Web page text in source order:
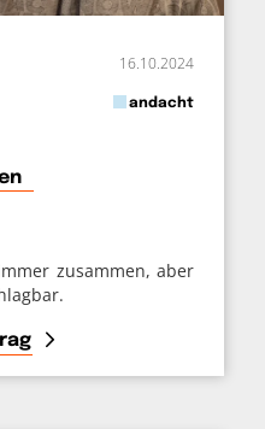
16.10.2024
inandacht
zusammen, aber